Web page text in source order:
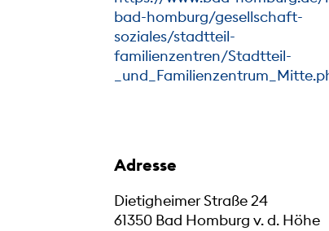
bad-homburg/gesellschaft-
soziales/stadtteil-
familienzentren/Stadtteil-
Adresse
Dietigheimer Straße 24
61350 Bad Homburg v. d. Höhe